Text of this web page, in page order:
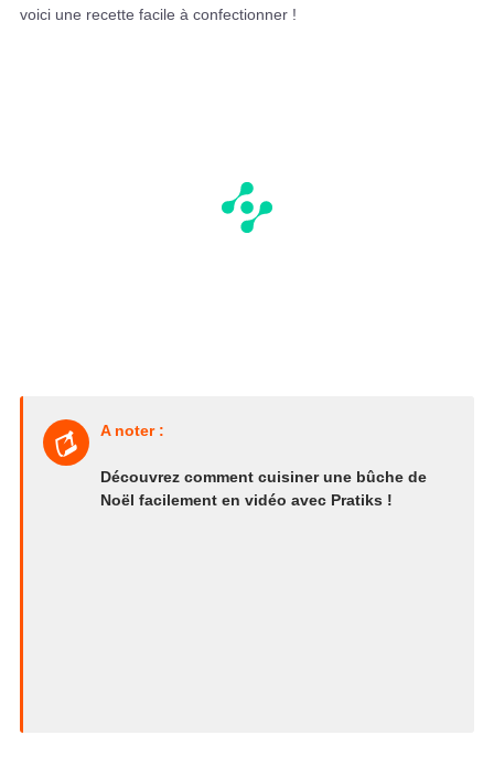
voici une recette facile à confectionner !
A noter :
Découvrez comment cuisiner une bûche de
Noël facilement en vidéo avec Pratiks !